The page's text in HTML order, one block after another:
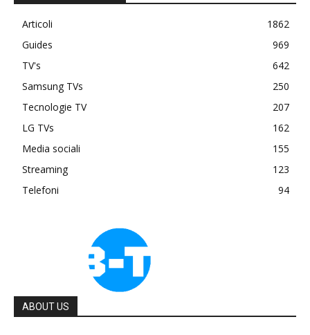
Articoli
1862
Guides
969
TV's
642
Samsung TVs
250
Tecnologie TV
207
LG TVs
162
Media sociali
155
Streaming
123
Telefoni
94
ABOUT US